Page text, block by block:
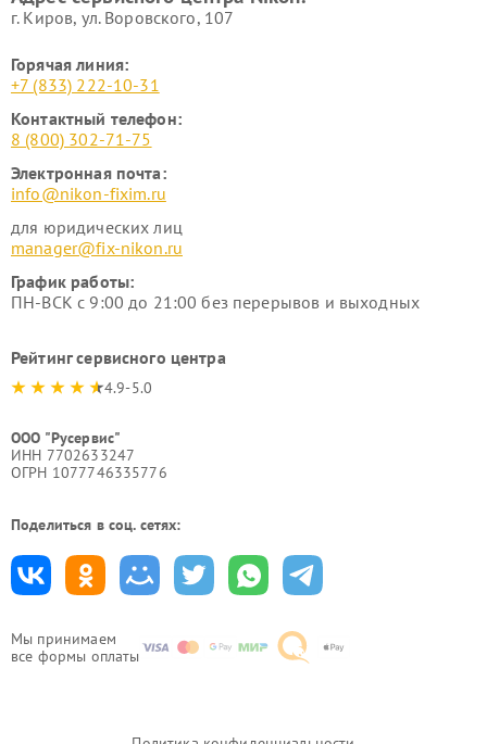
Мы принимаем
все формы оплаты
г. Киров, ул. Воровского, 107
Горячая линия:
+7 (833) 222-10-31
Контактный телефон:
8 (800) 302-71-75
Электронная почта:
info@nikon-fixim.ru
для юридических лиц
manager@fix-nikon.ru
График работы:
ПН-ВСК с 9:00 до 21:00 без перерывов и выходных
Рейтинг сервисного центра
4.9-5.0
ООО "Русервис"
ИНН 7702633247
ОГРН 1077746335776
Поделиться в соц. сетях: